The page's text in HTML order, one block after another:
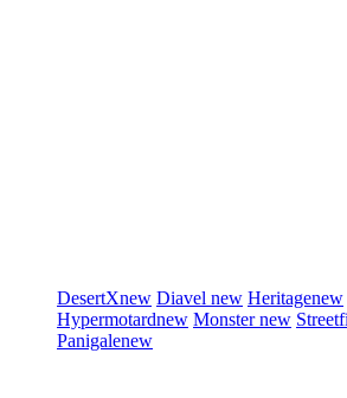
DesertXnew Diavel new Heritagenew
Hypermotardnew Monsternew
Panigalenew